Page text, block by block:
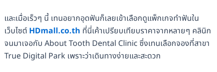
และเมื่อเร็วๆ นี้ เทนอยากอุดฟันก็เลยเข้าเลือกดูแพ็กเกจทำฟันใน
เว็บไซต์ HDmall.co.th ที่นี่เค้าเปรียบเทียบราคาจากหลายๆ คลินิก
จนมาเจอกับ About Tooth Dental Clinic ซึ่งเทนเลือกจองที่สาขา
True Digital Park เพราะว่าเดินทางง่ายและสะดวก